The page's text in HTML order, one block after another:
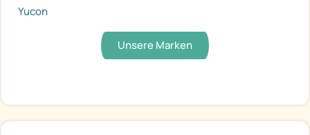
Yucon
Unsere Marken